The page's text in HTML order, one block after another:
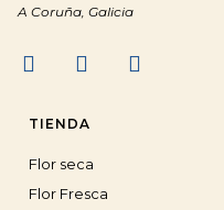
A Coruña, Galicia
TIENDA
Flor seca
Flor Fresca